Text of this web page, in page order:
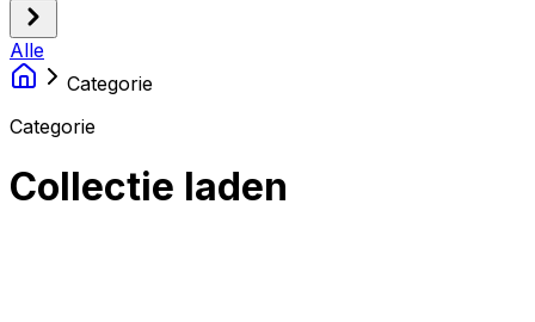
Alle
Categorie
Categorie
Collectie laden